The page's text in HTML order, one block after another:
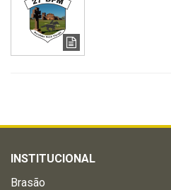
INSTITUCIONAL
Brasão